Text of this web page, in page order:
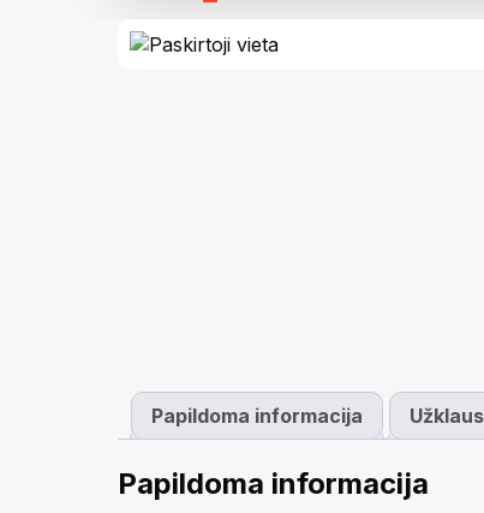
Papildoma informacija
Papildoma informacija